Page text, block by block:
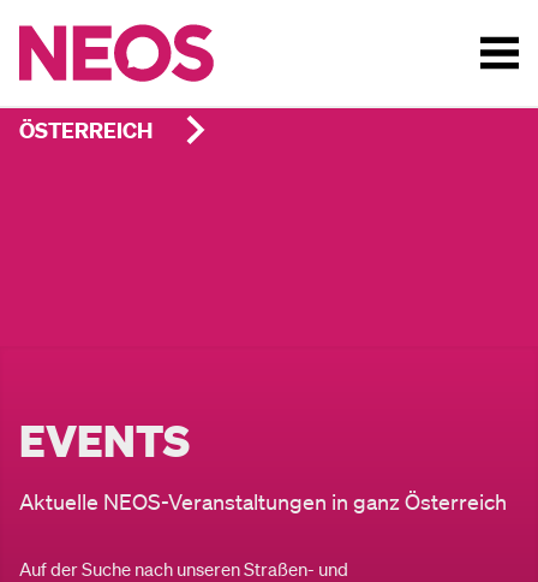
ÖSTERREICH
EVENTS
Aktuelle NEOS-Veranstaltungen in ganz Österreich
Auf der Suche nach unseren Straßen- und